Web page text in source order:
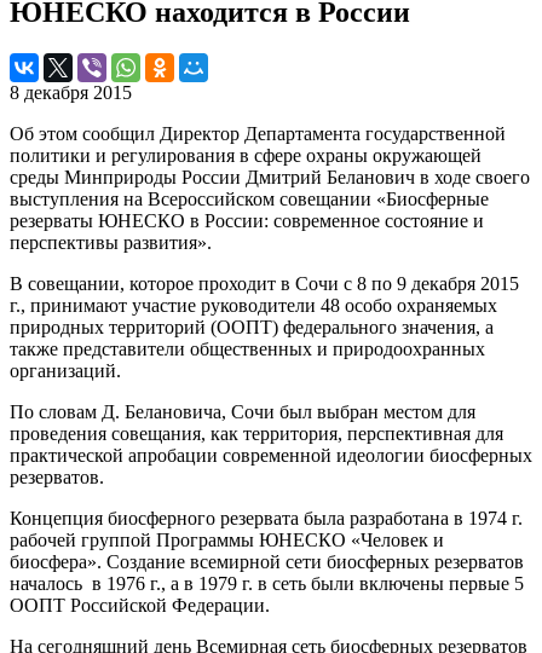
ЮНЕСКО находится в России
8 декабря 2015
Об этом сообщил Директор Департамента государственной
политики и регулирования в сфере охраны окружающей
среды Минприроды России Дмитрий Беланович в ходе своего
выступления на Всероссийском совещании «Биосферные
резерваты ЮНЕСКО в России: современное состояние и
перспективы развития».
В совещании, которое проходит в Сочи с 8 по 9 декабря 2015
г., принимают участие руководители 48 особо охраняемых
природных территорий (ООПТ) федерального значения, а
также представители общественных и природоохранных
организаций.
По словам Д. Белановича, Сочи был выбран местом для
проведения совещания, как территория, перспективная для
практической апробации современной идеологии биосферных
резерватов.
Концепция биосферного резервата была разработана в 1974 г.
рабочей группой Программы ЮНЕСКО «Человек и
биосфера». Создание всемирной сети биосферных резерватов
началось в 1976 г., а в 1979 г. в сеть были включены первые 5
ООПТ Российской Федерации.
На сегодняшний день Всемирная сеть биосферных резерватов